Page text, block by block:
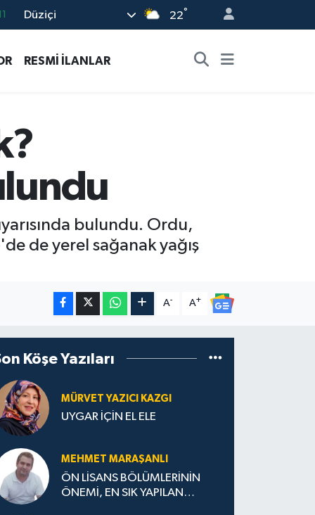
Düziçi 22°
RESMİ İLANLAR
bulundu. Ordu,
de yerel sağanak yağış
A- A+
Köşe Yazıları
MÜRVET YAZICI KAZGI
UYGAR İÇİN EL ELE
MEHMET MARAŞANLI
ÖN LİSANS BÖLÜMLERİNİN
ÖNEMİ, EN SIK YAPILAN